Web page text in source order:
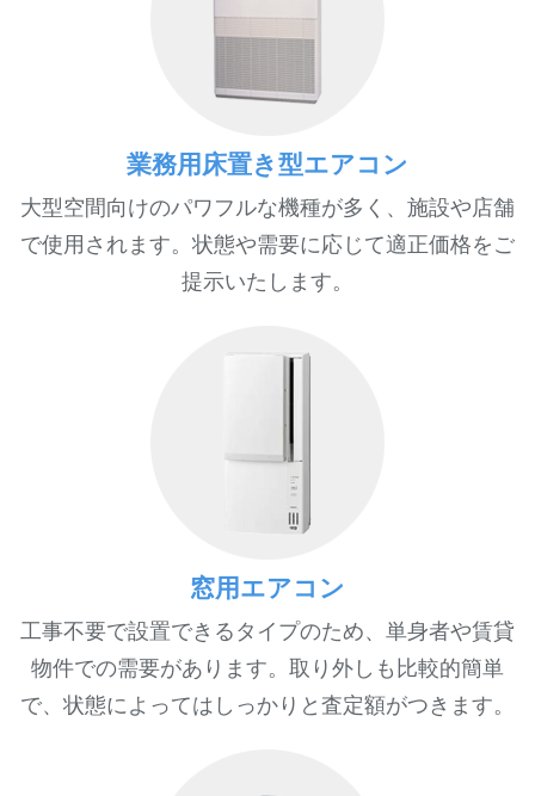
業務用床置き型エアコン
大型空間向けのパワフルな機種が多く、施設や店舗
で使用されます。状態や需要に応じて適正価格をご
提示いたします。
窓用エアコン
工事不要で設置できるタイプのため、単身者や賃貸
物件での需要があります。取り外しも比較的簡単
で、状態によってはしっかりと査定額がつきます。